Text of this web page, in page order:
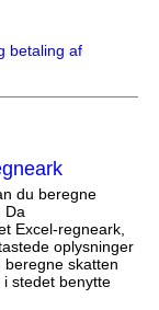
betaling af
du beregne
Da
Excel-regneark,
oplysninger
beregne skatten
stedet benytte